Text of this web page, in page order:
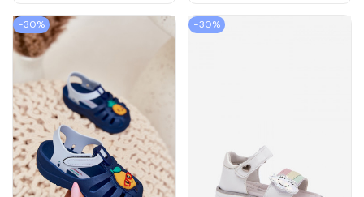
−30% −30%